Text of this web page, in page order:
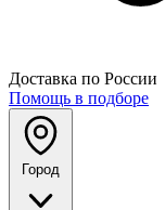
Доставка по России
Помощь в подборе
Город